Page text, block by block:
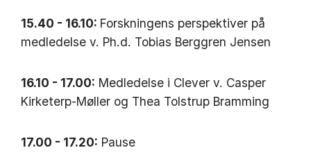
15.40 - 16.10: Forskningens perspektiver på
medledelse v. Ph.d. Tobias Berggren Jensen
16.10 - 17.00: Medledelse i Clever v. Casper
Kirketerp-Møller og Thea Tolstrup Bramming
17.00 - 17.20: Pause